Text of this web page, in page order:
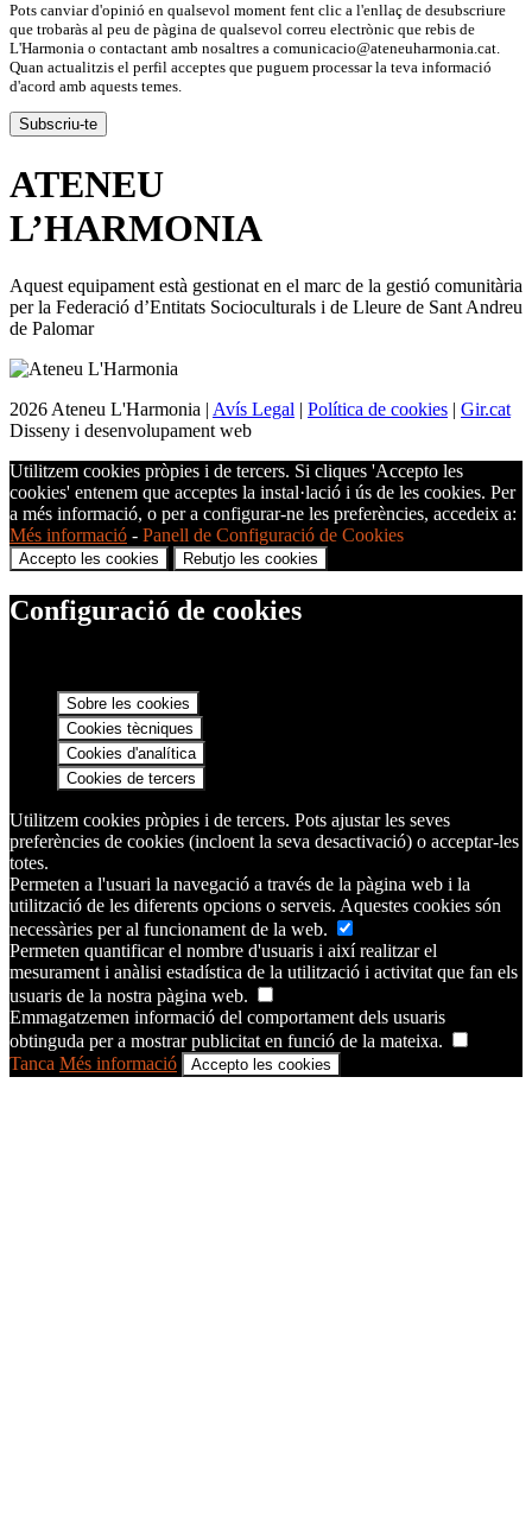
Pots canviar d'opinió en qualsevol moment fent clic a l'enllaç de desubscriure
que trobaràs al peu de pàgina de qualsevol correu electrònic que rebis de
L'Harmonia o contactant amb nosaltres a comunicacio@ateneuharmonia.cat.
Quan actualitzis el perfil acceptes que puguem processar la teva informació
d'acord amb aquests temes.
ATENEU
L’HARMONIA
Aquest equipament està gestionat en el marc de la gestió comunitària
per la Federació d’Entitats Socioculturals i de Lleure de Sant Andreu
de Palomar
2026 Ateneu L'Harmonia | Avís Legal | Política de cookies | Gir.cat
Disseny i desenvolupament web
Utilitzem cookies pròpies i de tercers. Si cliques 'Accepto les
cookies' entenem que acceptes la instal·lació i ús de les cookies. Per
a més informació, o per a configurar-ne les preferències, accedeix a:
Més informació - Panell de Configuració de Cookies
Accepto les cookies Rebutjo les cookies
Configuració de cookies
Sobre les cookies
Cookies tècniques
Cookies d'analítica
Cookies de tercers
Utilitzem cookies pròpies i de tercers. Pots ajustar les seves
preferències de cookies (incloent la seva desactivació) o acceptar-les
totes.
Permeten a l'usuari la navegació a través de la pàgina web i la
utilització de les diferents opcions o serveis. Aquestes cookies són
necessàries per al funcionament de la web.
Permeten quantificar el nombre d'usuaris i així realitzar el
mesurament i anàlisi estadística de la utilització i activitat que fan els
usuaris de la nostra pàgina web.
Emmagatzemen informació del comportament dels usuaris
obtinguda per a mostrar publicitat en funció de la mateixa.
Tanca Més informació Accepto les cookies